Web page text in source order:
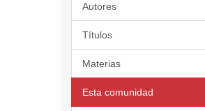
Autores
Títulos
Materias
Esta comunidad